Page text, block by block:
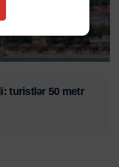
turistlər 50 metr